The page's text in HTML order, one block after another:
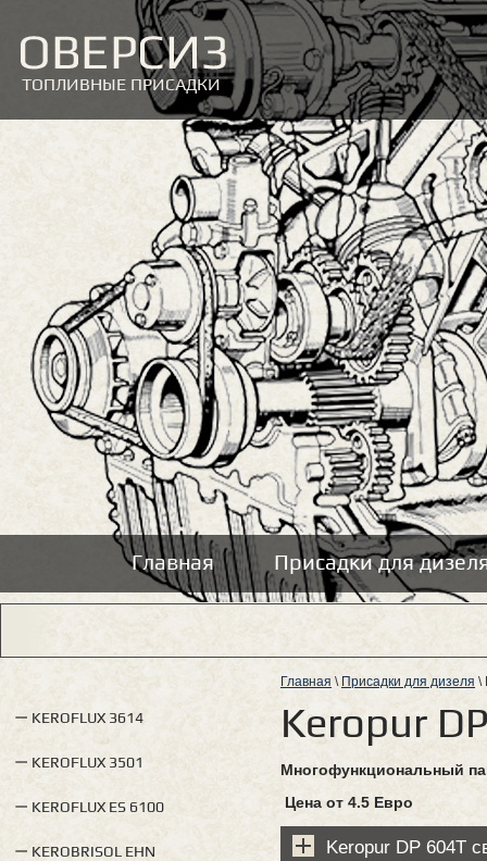
ТОПЛИВНЫЕ ПРИСАДКИ
Главная Присадки для
Главная \ Присадки для дизеля \
Keropur
Многофункциональный
Цена от 4.5 Евро
Keropur DP 604T
KEROFLUX 3614
KEROFLUX 3501
KEROFLUX ES 6100
KEROBRISOL EHN